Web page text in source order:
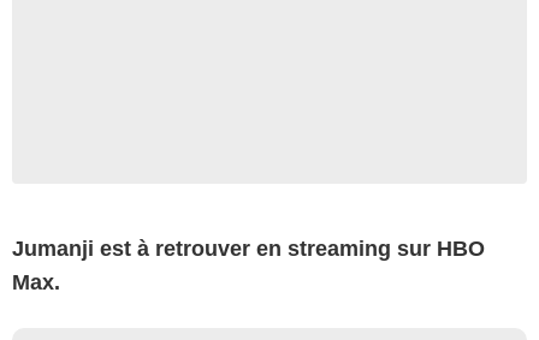
Jumanji est à retrouver en streaming sur HBO
Max.